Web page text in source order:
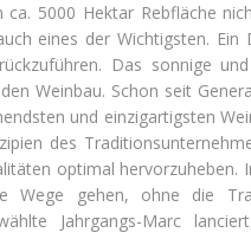
5000 Hektar Rebfläche
eines der Wichtigsten. Ein
Das sonnige
Weinbau. Schon seit
und einzigartigsten
des
optimal hervorzuheben.
Wege gehen, ohne die
Jahrgangs-Marc